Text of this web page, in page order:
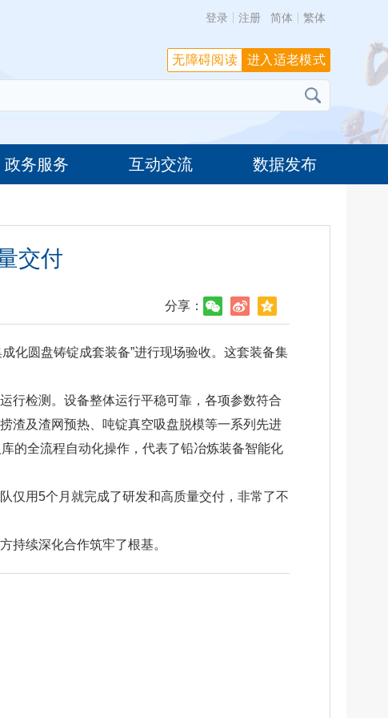
登录 注册 简体 繁体
政务服务 互动交流 数据发布
进入适老模式
无障碍阅读
交付
分享：
化圆盘铸锭成套装备”进行现场验收。这套装备集
行检测。设备整体运行平稳可靠，各项参数符合
渣及渣网预热、吨锭真空吸盘脱模等一系列先进
的全流程自动化操作，代表了铅冶炼装备智能化
仅用5个月就完成了研发和高质量交付，非常了不
持续深化合作筑牢了根基。